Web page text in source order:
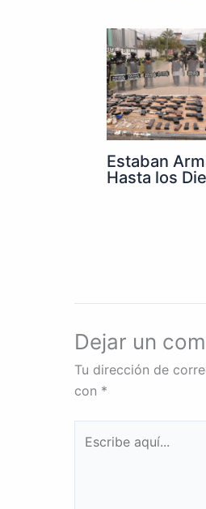
Estaban
Hasta los
Dejar un
Tu dirección de
con *
aquí...